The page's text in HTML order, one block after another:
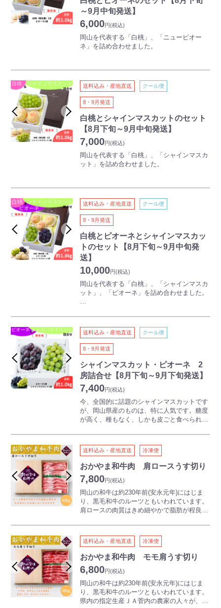
～9月中旬発送】
6,000円(税込)
岡山を代表する「白桃」、「ニューピオー
ネ」を詰め合わせました。
はじまりは明治8年にまでさかのぼります。
熱心な先人たちの手により改良・開発が続け
られ、他には見られない白さときめ細かな口
当たりの「白桃」として、岡山を代表する名
産になりました。
種がなく、大粒で甘いニューピオーネは、高
い人気を誇る岡山県の定番の特産ぶどうで
す。味が濃く、皮ばなれもよいことから、食
べやすく、子どもからご年配の方まで人気が
あります。
フトです。
送料込み・産地直送 クール便
8・9月発送
白桃とシャインマスカットのセット
【8月下旬～9月中旬発送】
7,000円(税込)
岡山を代表する「白桃」、「シャインマスカ
ット」を詰め合わせました。
はじまりは明治8年にまでさかのぼります。
熱心な先人たちの手により改良・開発が続け
られ、他には見られない白さときめ細かな口
当たりの「白桃」として、岡山を代表する名
産になりました。
今、全国的に話題のシャインマスカットです
が、岡山県産のものは、特に人気です。糖度
が高く、種もなく、しかも皮ごと食べられる
ため、口いっぱいにマスカットの香りと味が
広がります。
ボリュームと高級感を兼ねそなえた贅沢な夏
ギフトです。
送料込み・産地直送 クール便
8・9月発送
白桃とピオーネとシャインマスカッ
トのセット【8月下旬～9月中旬発
送】
10,000円(税込)
岡山を代表する「白桃」、「シャインマスカ
ット」、「ピオーネ」を詰め合わせました。
はじまりは明治8年にまでさかのぼります。
熱心な先人たちの手により改良・開発が続け
られ、他には見られない白さときめ細かな口
当たりの「白桃」として、岡山を代表する名
産になりました。
今、全国的に話題のシャインマスカットです
が、岡山県産のものは、特に人気です。糖度
が高く、種もなく、しかも皮ごと食べられる
ため、口いっぱいにマスカットの香りと味が
広がります。
を誇る岡山県の定番の特産ぶどうです。味が
濃く、皮ばなれもよいことから、食べやす
く、子どもからご年配の方まで人気がありま
す。
ボリュームと高級感を兼ねそなえた贅沢な夏
ギフトです。
送料込み・産地直送 クール便
8・9月発送
シャインマスカット・ピオーネ 2
房詰合せ【8月下旬～9月下旬発送】
7,400円(税込)
今、全国的に話題のシャインマスカットです
が、岡山県産のものは、特に人気です。糖度
が高く、種もなく、しかも皮ごと食べられる
広がります。
種がなく、大粒で甘いピオーネは、高い人気
を誇る岡山県の定番の特産ぶどうです。味が
濃く、皮ばなれもよいことから、食べやす
く、子どもからご年配の方まで人気がありま
す。
贈り物としてたいへん喜ばれる贅沢な夏ギフ
送料込み・産地直送 冷凍便
おかやま和牛肉 肩ロースうす切り
7,800円(税込)
岡山の和牛は約230年前(安永元年)にはじま
り、黒毛和牛のルーツともいわれています。
肩ロースの肉質はきめ細やかで脂肪が程良く
やわらかな食感と深みのある味わいをお楽し
みいただけます。
歴史・伝統のある岡山県の牛肉は、贈り物や
おもてなしにはもちろん、特別な日のごちそ
うにもオススメです！
送料込み・産地直送 冷凍便
おかやま和牛肉 モモ肩うす切り
6,800円(税込)
岡山の和牛は約230年前(安永元年)にはじま
り、黒毛和牛のルーツともいわれています。
県内の指定生産ＪＡ菅内の農家の人々が、一